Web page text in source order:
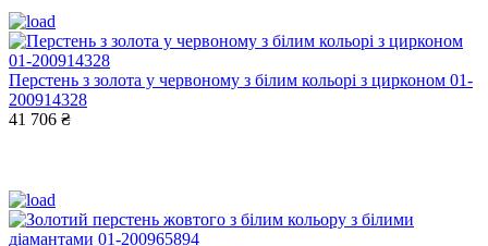
Перстень з золота у червоному з білим кольорі з цирконом 01-
200914328
41 706 ₴